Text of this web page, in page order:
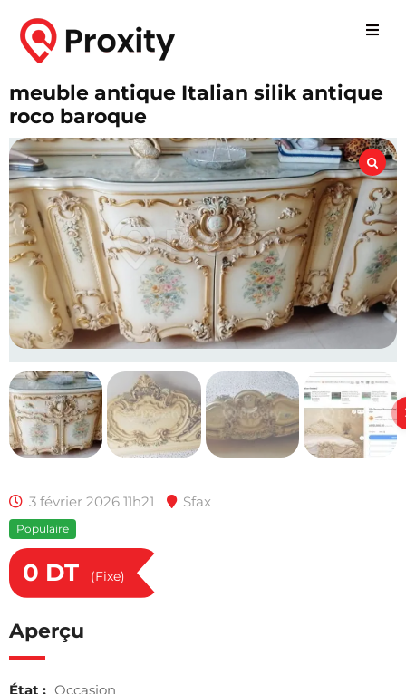
meuble antique Italian silik antique
roco baroque
3 février 2026 11h21 Sfax
Populaire
0 DT (Fixe)
Aperçu
État : Occasion